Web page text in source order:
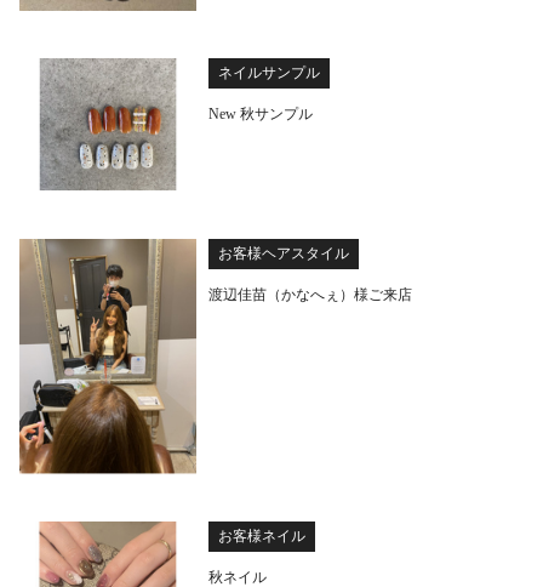
ネイルサンプル
New 秋サンプル
お客様ヘアスタイル
渡辺佳苗（かなへぇ）様ご来店
お客様ネイル
秋ネイル